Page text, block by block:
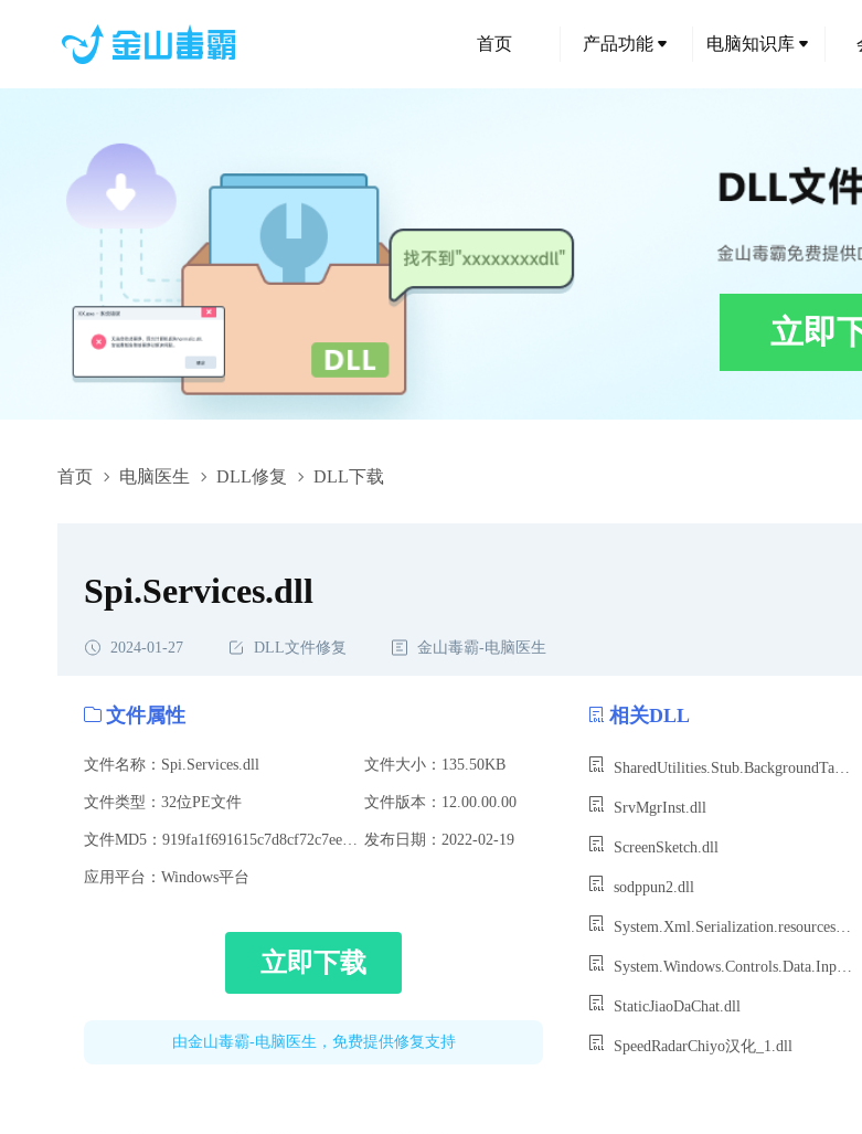
首页 产品功能 电脑知识库
立即
首页 电脑医生 DLL修复 DLL下载
Spi.Services.dll,Spi.Services.dll下载,Spi.Services.dll修复
Spi.Services.dll
2024-01-27 DLL文件修复 金山毒霸-电脑医生
文件属性
文件名称：Spi.Services.dll 文件大小：135.50KB
文件类型：32位PE文件 文件版本：12.00.00.00
发布日期：2022-02-19
应用平台：Windows平台
立即下载
由金山毒霸-电脑医生，免费提供修复支持
相关DLL
SharedUtilities.Stub.BackgroundTasks.dll
SrvMgrInst.dll
ScreenSketch.dll
sodppun2.dll
System.Xml.Serialization.resources.dll
System.Windows.Controls.Data.Input.Design.dll
StaticJiaoDaChat.dll
SpeedRadarChiyo汉化_1.dll